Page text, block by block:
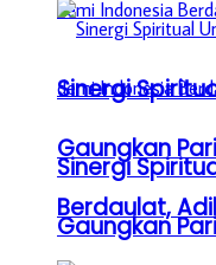
Sinergi
Gaungkan
Berdaulat,
Sinergi
Gaungkan